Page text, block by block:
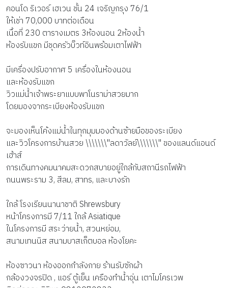
คอนโด ริเวอร์ เฮเวน ชั้น 24 เจริญกรุง 76/1
ให้เช่า 70,000 บาทต่อเดือน
เนื้อที่ 230 ตารางเมตร 3ห้องนอน 2ห้องน้ำ
ห้องรับแขก มีชุดครัวบิ๊วท์อินพร้อมเตาไฟฟ้า
มีเครื่องปรับอากาศ 5 เครื่องในห้องนอน
และห้องรับแขก
วิวแม่น้ำเจ้าพระยาแบบพาโนราม่าสวยมาก
โดยมองจากระเบียงห้องรับแขก
จะมองเห็นโค้งแม่น้ำในทุกมุมมองด้านซ้ายมือของระเบียง
และวิวโครงการบ้านสวย \\\\\\\"ลดาวัลย์\\\\\\\" ของแลนด์แอนด์
เฮ้าส์
การเดินทางคมนาคมสะดวกสบายอยู่ใกล้กับสถานีรถไฟฟ้า
ถนนพระราม 3, สีลม, สาทร, และบางรัก
ใกล้ โรงเรียนนานาชาติ Shrewsbury
หน้าโครงการมี 7/11 ใกล้ Asiatique
ในโครงการมี สระว่ายน้ำ, สวนหย่อม,
สนามเทนนิส สนามบาสเก็ตบอล ห้องโยคะ
ห้องซาวนา ห้องออกกำลังกาย ร้านรับซักผ้า
กล้องวงจรปิด , แอร์ ตู้เย็น เครืองทำน้ำอุ่น เตาไมโครเวพ